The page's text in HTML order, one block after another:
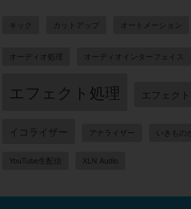
キック カットアップ オートメーション
オーディオ処理 オーディオインターフェイス
エフェクト処理 エフェクト
イコライザー アナライザー いきもの
YouTube生配信 XLN Audio